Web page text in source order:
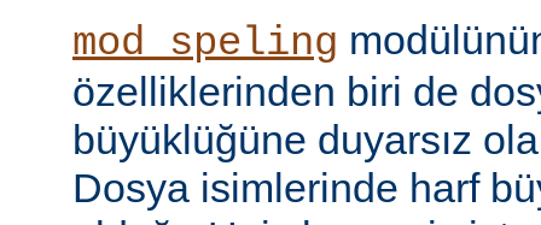
mod_speling
özelliklerinden biri de
büyüklüğüne duyarsız
Dosya isimlerinde harf